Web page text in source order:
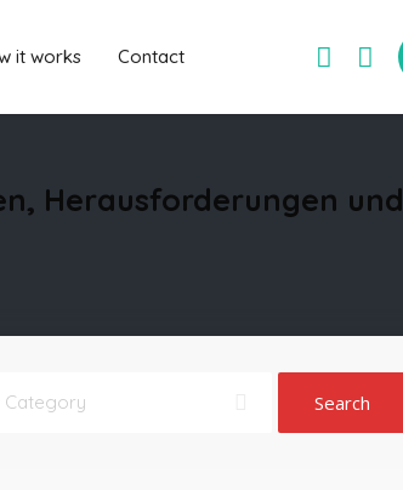
it works Contact
Herausforderungen und
Search